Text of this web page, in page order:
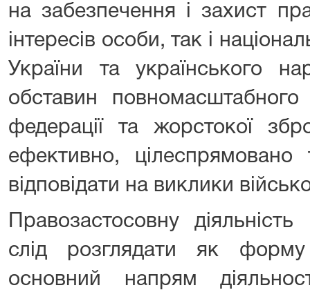
на забезпечення і захист
інтересів особи, так і
України та українського
обставин повномасштабного
федерації та жорстокої
ефективно,
відповідати на виклики
Правозастосовну
слід розглядати як форму
основний напрям